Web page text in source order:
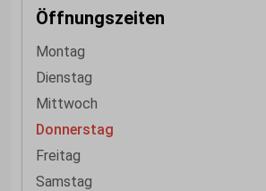
Öffnungszeiten
Montag
Dienstag
Mittwoch
Donnerstag
Freitag
Samstag